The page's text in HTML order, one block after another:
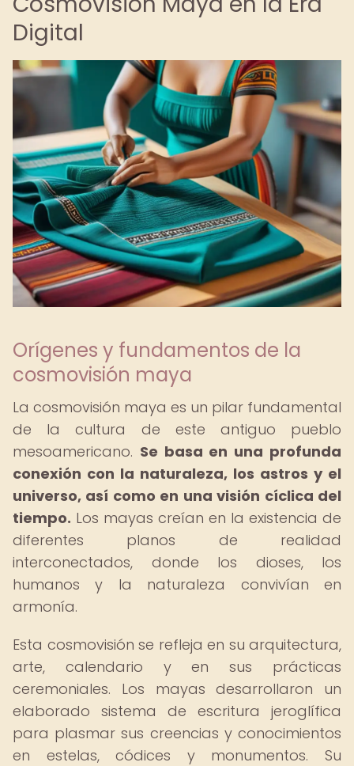
Digital
Orígenes y fundamentos de la
cosmovisión maya
La cosmovisión maya es un pilar fundamental
de la cultura de este antiguo pueblo
mesoamericano. Se basa en una profunda
conexión con la naturaleza, los astros y el
universo, así como en una visión cíclica del
tiempo. Los mayas creían en la existencia de
diferentes planos de realidad
interconectados, donde los dioses, los
humanos y la naturaleza convivían en
armonía.
Esta cosmovisión se refleja en su arquitectura,
arte, calendario y en sus prácticas
ceremoniales. Los mayas desarrollaron un
elaborado sistema de escritura jeroglífica
para plasmar sus creencias y conocimientos
en estelas, códices y monumentos. Su